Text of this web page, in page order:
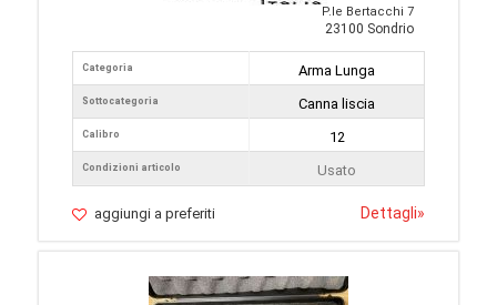
P.le Bertacchi 7
23100 Sondrio
Categoria
Sottocategoria
Calibro
Condizioni articolo
Arma Lunga
Canna liscia
12
Usato
aggiungi a preferiti Dettagli»